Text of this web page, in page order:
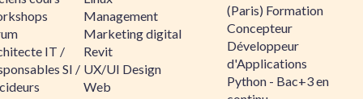
IT /
SI /
Management
Marketing digital
Revit
UX/UI Design
Web
(Paris) Formation
Concepteur
Développeur
d'Applications
Python - Bac+3 en